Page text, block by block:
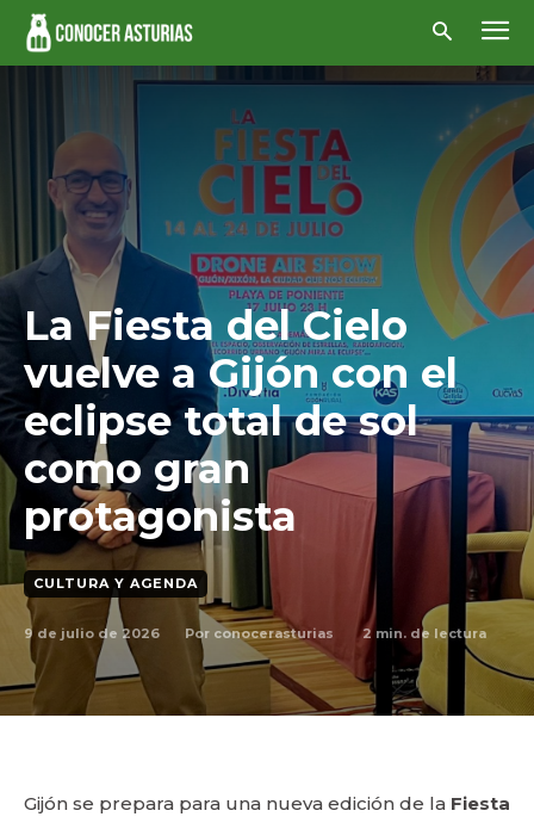
La Fiesta del Cielo
vuelve a Gijón con el
eclipse total de sol
como gran
protagonista
CULTURA Y AGENDA
9 de julio de 2026 Por conocerasturias 2min. de lectura
Gijón se prepara para una nueva edición de la Fiesta